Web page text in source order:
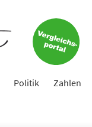
Politik Zahlen